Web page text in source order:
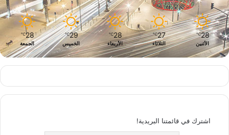
28
℃
الأثنين
27
℃
الثلاثاء
28
℃
الأربعاء
29
℃
الخميس
28
℃
الجمعة
اشترك في قائمتنا البريدية!